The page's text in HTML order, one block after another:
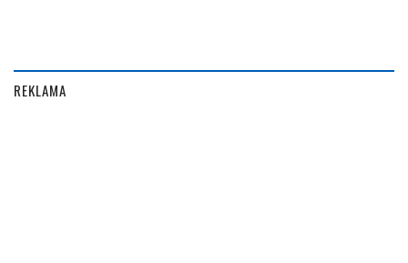
REKLAMA